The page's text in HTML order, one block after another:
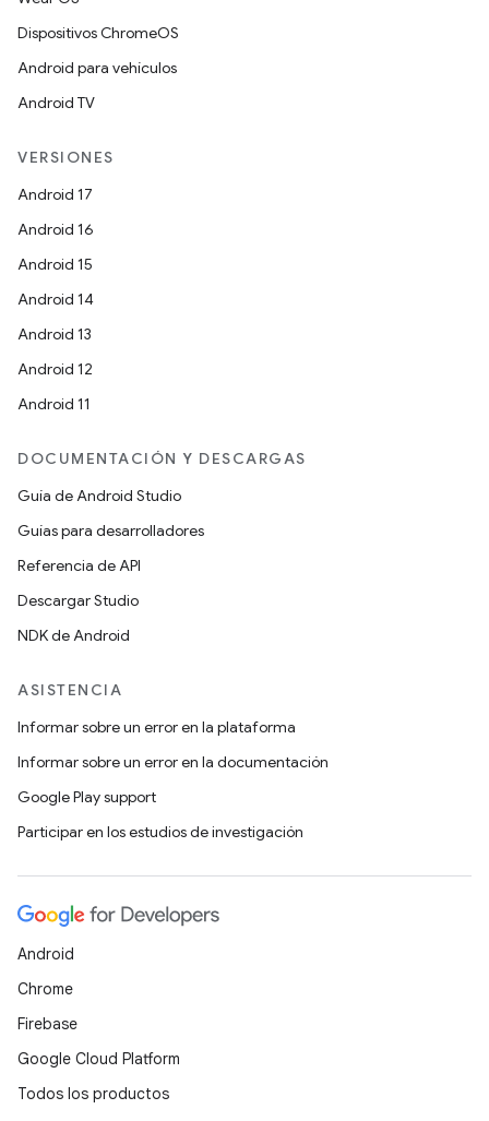
Dispositivos ChromeOS
Android para vehículos
Android TV
VERSIONES
Android 17
Android 16
Android 15
Android 14
Android 13
Android 12
Android 11
DOCUMENTACIÓN Y DESCARGAS
Guía de Android Studio
Guías para desarrolladores
Referencia de API
Descargar Studio
NDK de Android
ASISTENCIA
Informar sobre un error en la plataforma
Informar sobre un error en la documentación
Google Play support
Participar en los estudios de investigación
Android
Chrome
Firebase
Google Cloud Platform
Todos los productos